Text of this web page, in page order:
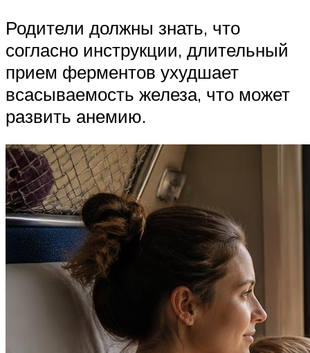
Родители должны знать, что
согласно инструкции, длительный
прием ферментов ухудшает
всасываемость железа, что может
развить анемию.